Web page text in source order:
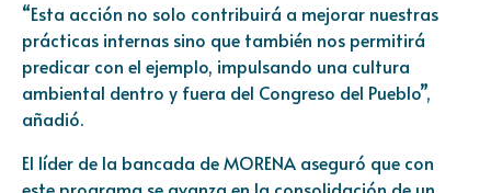
“Esta acción no solo contribuirá a mejorar nuestras
prácticas internas sino que también nos permitirá
predicar con el ejemplo, impulsando una cultura
ambiental dentro y fuera del Congreso del Pueblo”,
añadió.
El líder de la bancada de MORENA aseguró que con